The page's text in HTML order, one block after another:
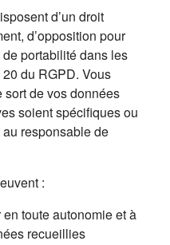
d’un droit
d’opposition pour
portabilité dans les
du RGPD. Vous
de vos données
soient spécifiques ou
responsable de
:
toute autonomie et à
recueillies